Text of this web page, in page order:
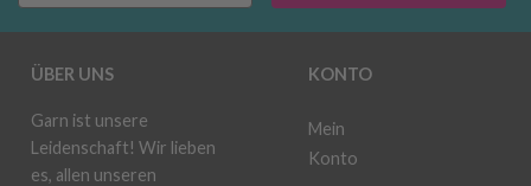
ÜBER UNS
Garn ist unsere
Leidenschaft! Wir lieben
es, allen unseren
KONTO
Mein
Konto